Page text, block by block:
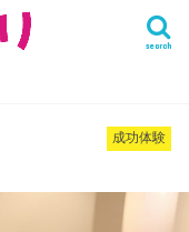
search
成功体験